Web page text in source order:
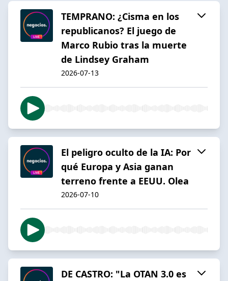
TEMPRANO: ¿Cisma en los
republicanos? El juego de
Marco Rubio tras la muerte
de Lindsey Graham
2026-07-13
El peligro oculto de la IA: Por
qué Europa y Asia ganan
terreno frente a EEUU. Olea
2026-07-10
DE CASTRO: "La OTAN 3.0 es